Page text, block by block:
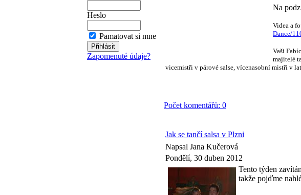
Heslo
Pamatovat si mne
Zapomenuté údaje?
Na
Videa a
Dance/
Vaši
majitelé
vicemistři v párové salse, vícenasobní mistři v
Počet komentářů: 0
Jak se tančí salsa v Plzni
Napsal Jana Kučerová
Pondělí, 30 duben 2012
Tento týden
takže pojďme